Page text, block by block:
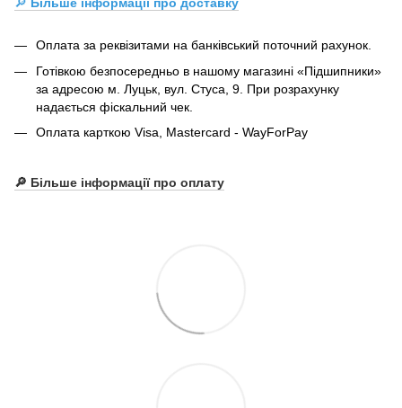
🔎 Більше інформації про доставку
Оплата за реквізитами на банківський поточний рахунок.
Готівкою безпосередньо в нашому магазині «Підшипники»
за адресою м. Луцьк, вул. Стуса, 9. При розрахунку
надається фіскальний чек.
Оплата карткою Visa, Mastercard - WayForPay
🔎 Більше інформації про оплату